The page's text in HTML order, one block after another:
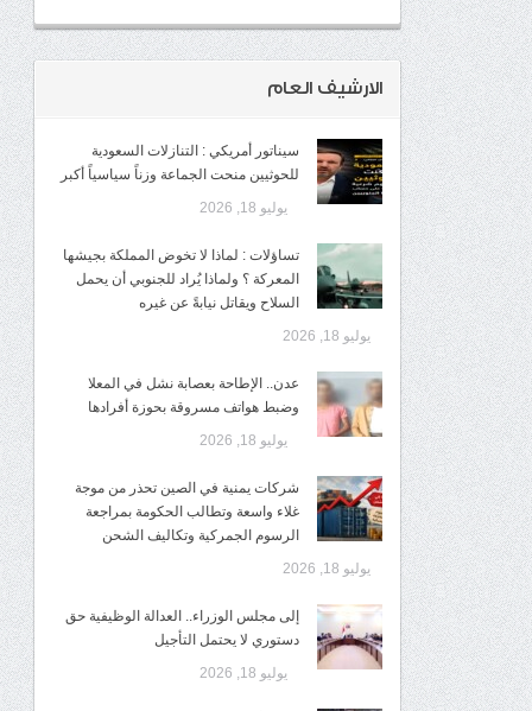
الارشيف العام
سيناتور أمريكي : التنازلات السعودية
للحوثيين منحت الجماعة وزناً سياسياً أكبر
يوليو 18, 2026
تساؤلات : لماذا لا تخوض المملكة بجيشها
المعركة ؟ ولماذا يُراد للجنوبي أن يحمل
السلاح ويقاتل نيابةً عن غيره
يوليو 18, 2026
عدن.. الإطاحة بعصابة نشل في المعلا
وضبط هواتف مسروقة بحوزة أفرادها
يوليو 18, 2026
شركات يمنية في الصين تحذر من موجة
غلاء واسعة وتطالب الحكومة بمراجعة
الرسوم الجمركية وتكاليف الشحن
يوليو 18, 2026
إلى مجلس الوزراء.. العدالة الوظيفية حق
دستوري لا يحتمل التأجيل
يوليو 18, 2026